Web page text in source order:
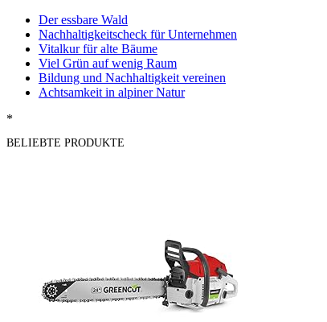
Der essbare Wald
Nachhaltigkeitscheck für Unternehmen
Vitalkur für alte Bäume
Viel Grün auf wenig Raum
Bildung und Nachhaltigkeit vereinen
Achtsamkeit in alpiner Natur
*
BELIEBTE PRODUKTE